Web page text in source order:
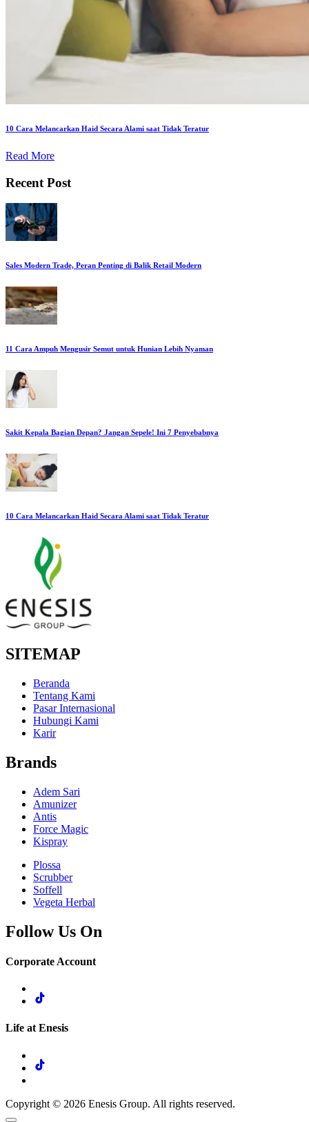
10 Cara Melancarkan Haid Secara Alami saat Tidak Teratur
Read More
Recent Post
Sales Modern Trade, Peran Penting di Balik Retail Modern
11 Cara Ampuh Mengusir Semut untuk Hunian Lebih Nyaman
Sakit Kepala Bagian Depan? Jangan Sepele! Ini 7 Penyebabnya
10 Cara Melancarkan Haid Secara Alami saat Tidak Teratur
SITEMAP
Beranda
Tentang Kami
Pasar Internasional
Hubungi Kami
Karir
Brands
Adem Sari
Amunizer
Antis
Force Magic
Kispray
Plossa
Scrubber
Soffell
Vegeta Herbal
Follow Us On
Corporate Account
Life at Enesis
Copyright © 2026 Enesis Group. All rights reserved.